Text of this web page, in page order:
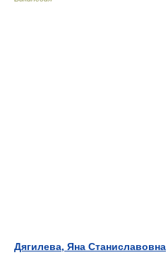
Дягилева, Яна Станиславовна